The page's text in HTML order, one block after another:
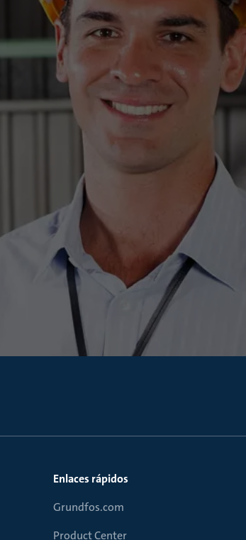
Enlaces rápidos
Grundfos.com
Product Center